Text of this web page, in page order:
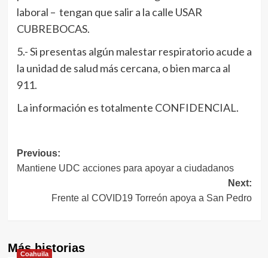
laboral – tengan que salir a la calle USAR
CUBREBOCAS.
5.- Si presentas algún malestar respiratorio acude a
la unidad de salud más cercana, o bien marca al
911.
La información es totalmente CONFIDENCIAL.
Navegación
de
entradas
Previous:
Mantiene UDC acciones para apoyar a ciudadanos
Next:
Frente al COVID19 Torreón apoya a San Pedro
Más historias
Coahuila